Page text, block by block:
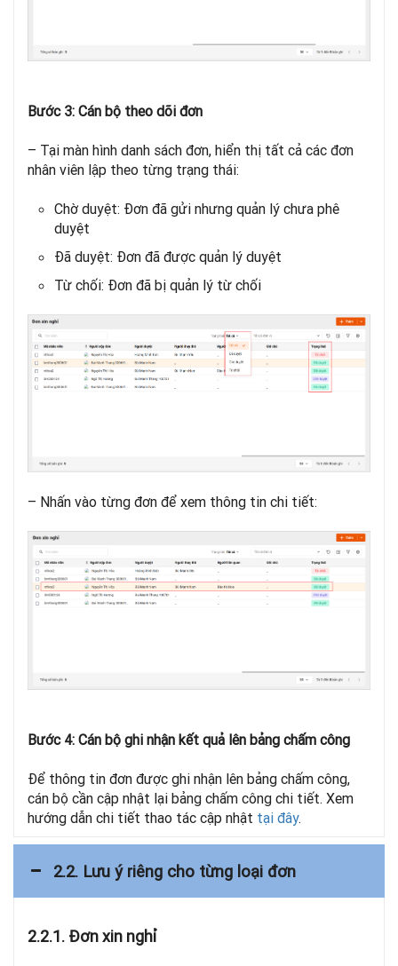
Bước 3: Cán bộ theo dõi đơn
– Tại màn hình danh sách đơn, hiển thị tất cả các đơn
nhân viên lập theo từng trạng thái:
Chờ duyệt: Đơn đã gửi nhưng quản lý chưa phê
duyệt
Đã duyệt: Đơn đã được quản lý duyệt
Từ chối: Đơn đã bị quản lý từ chối
– Nhấn vào từng đơn để xem thông tin chi tiết:
Bước 4: Cán bộ ghi nhận kết quả lên bảng chấm công
Để thông tin đơn được ghi nhận lên bảng chấm công,
cán bộ cần cập nhật lại bảng chấm công chi tiết. Xem
hướng dẫn chi tiết thao tác cập nhật tại đây.
2.2. Lưu ý riêng cho từng loại đơn
2.2.1. Đơn xin nghỉ